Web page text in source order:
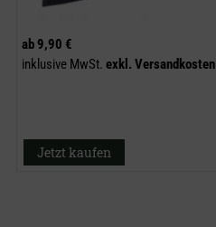
ab 9,90 €
inklusive MwSt. exkl. Versandkosten
Jetzt kaufen